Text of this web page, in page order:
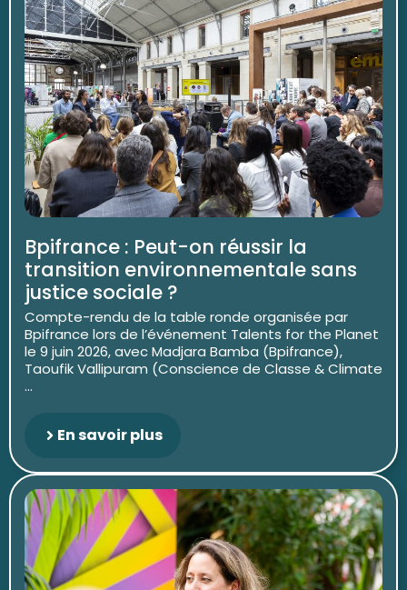
Bpifrance : Peut-on réussir la
transition environnementale sans
justice sociale ?
Compte-rendu de la table ronde organisée par
Bpifrance lors de l’événement Talents for the Planet
le 9 juin 2026, avec Madjara Bamba (Bpifrance),
Taoufik Vallipuram (Conscience de Classe & Climate
...
En savoir plus